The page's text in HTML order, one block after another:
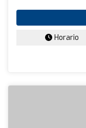
Horario